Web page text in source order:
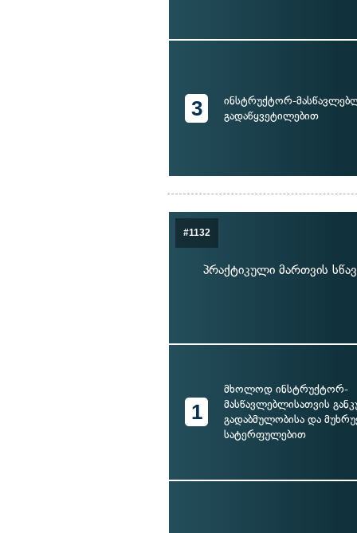
3
ინსტრუქტორ-
გადაწყვეტილებით
#1132
პრაქტიკული მართვის
1
მხოლოდ ინსტრუქტორ-
მასწავლებლისათვის
გადაბმულობისა და
სატერფულებით